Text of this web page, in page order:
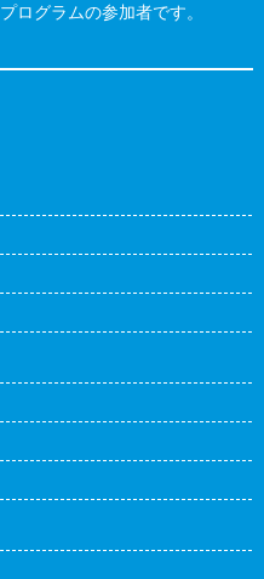
ログラムの参加者です。